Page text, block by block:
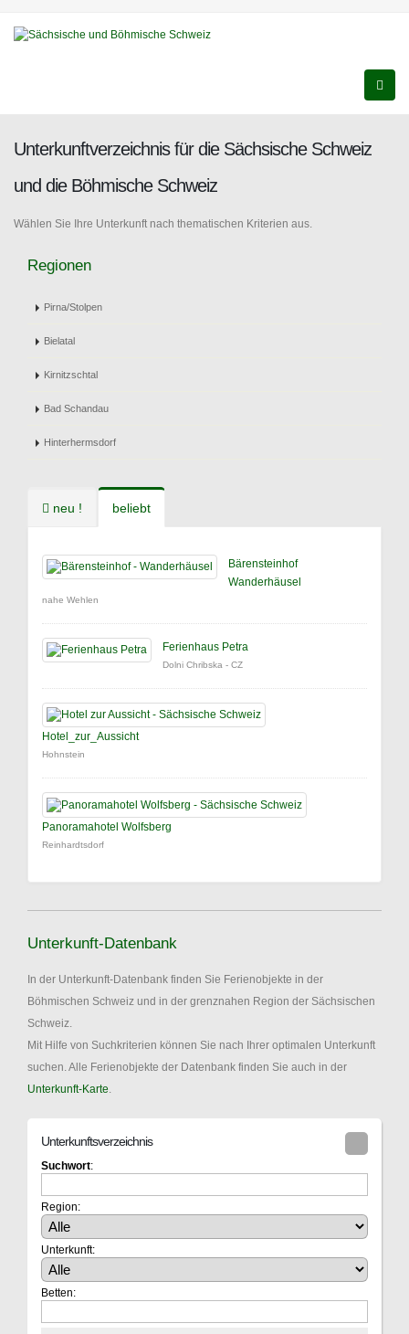
Unterkunftverzeichnis für die Sächsische Schweiz
und die Böhmische Schweiz
Wählen Sie Ihre Unterkunft nach thematischen Kriterien aus.
Regionen
Pirna/Stolpen
Bielatal
Kirnitzschtal
Bad Schandau
Hinterhermsdorf
neu ! beliebt
Bärensteinhof
Wanderhäusel
nahe Wehlen
Ferienhaus Petra
Dolni Chribska - CZ
Hotel_zur_Aussicht
Hohnstein
Panoramahotel Wolfsberg
Reinhardtsdorf
Unterkunft-Datenbank
In der Unterkunft-Datenbank finden Sie Ferienobjekte in der
Böhmischen Schweiz und in der grenznahen Region der Sächsischen
Schweiz.
Mit Hilfe von Suchkriterien können Sie nach Ihrer optimalen Unterkunft
suchen. Alle Ferienobjekte der Datenbank finden Sie auch in der
Unterkunft-Karte
Unterkunftsverzeichnis
Suchwort:
Region:
Unterkunft:
Betten: